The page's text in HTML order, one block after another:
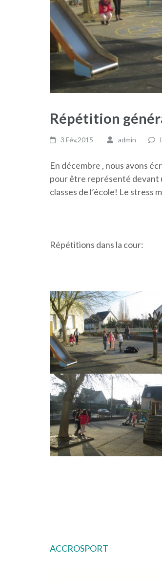
Répétition
3 Fév,2015 admin
En décembre , nous avons
pour être représenté devant
classes de l’école! Le stress
Répétitions dans la cour:
Navigation
ACCROSPORT